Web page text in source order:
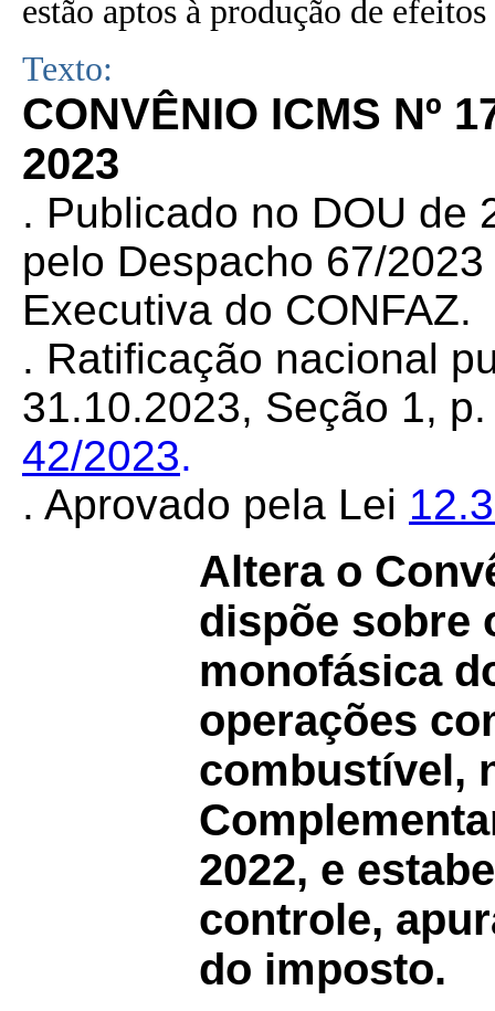
estão aptos à produção de
Texto:
CONVÊNIO ICMS Nº
2023
. Publicado no DOU de
pelo Despacho 67/
Executiva do CONFAZ.
. Ratificação nacional
31.10.2023, Seção 1,
42/2023.
. Aprovado pela Lei
Altera o
dispõe sobre
monofásica
operações
combustível,
2022, e
controle,
do imposto.